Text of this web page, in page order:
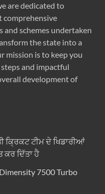
are dedicated to
comprehensive
schemes undertaken
the state into a
mission is to keep you
and impactful
development of
ਕ੍ਰਿਕਟ ਟੀਮ ਦੇ ਖਿਡਾਰੀਆਂ
ਕਰ ਦਿੱਤਾ ਹੈ
7500 Turbo